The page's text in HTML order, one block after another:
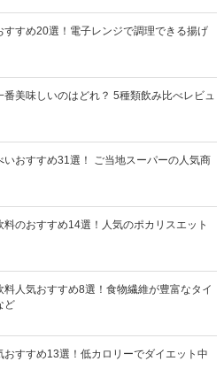
すすめ20選！電子レンジで調理できる揚げ
美味しいのはどれ？ 5種類飲み比べレビュ
いおすすめ31選！ ご当地スーパーの人気商
のおすすめ14選！人気のポカリスエット
人気おすすめ8選！食物繊維が豊富なタイ
ど
おすすめ13選！低カロリーでダイエット中